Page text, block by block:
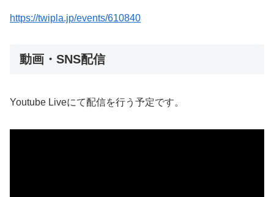
https://twipla.jp/events/610840
動画・SNS配信
Youtube Liveにて配信を行う予定です。